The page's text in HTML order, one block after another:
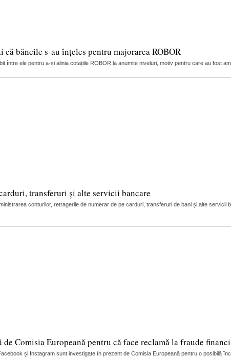
băncile s-au înțeles pentru majorarea ROBOR
între ele pentru a-și alinia cotațiile ROBOR la anumite niveluri, motiv pentru care au fost
transferuri și alte servicii bancare
conturilor, retragerile de numerar de pe carduri, transferuri de bani și alte servicii
Comisia Europeană pentru că face reclamă la fraude
și Instagram sunt investigate în prezent de Comisia Europeană pentru o posibilă